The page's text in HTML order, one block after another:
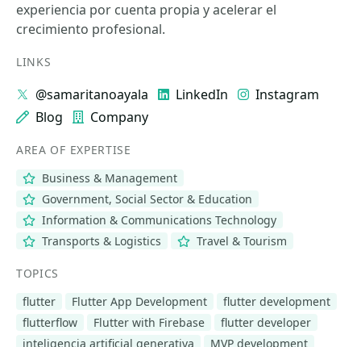
experiencia por cuenta propia y acelerar el
crecimiento profesional.
LINKS
@samaritanoayala LinkedIn
Instagram
Blog
Company
AREA OF EXPERTISE
Business & Management
Government, Social Sector & Education
Information & Communications Technology
Transports & Logistics
Travel & Tourism
TOPICS
flutter
Flutter App Development
flutter development
flutterflow
Flutter with Firebase
flutter developer
inteligencia artificial generativa
MVP development